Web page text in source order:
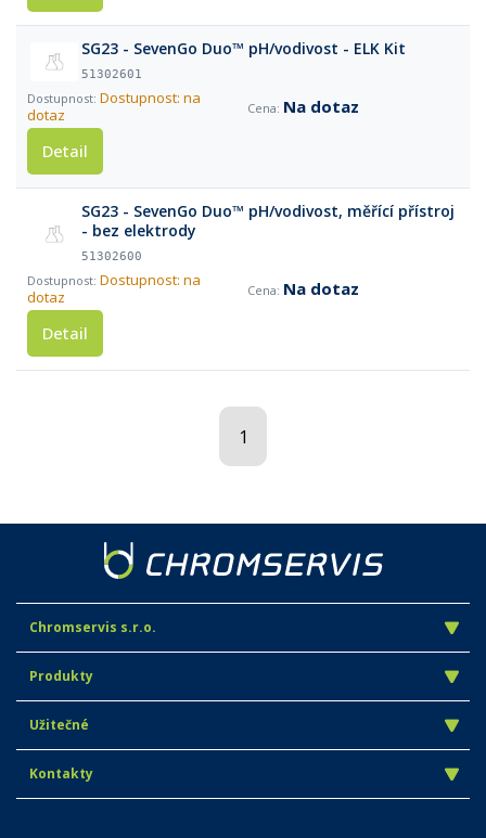
SG23 - SevenGo Duo™ pH/vodivost - ELK Kit
51302601
Dostupnost: na
dotaz
Na dotaz
Detail
SG23 - SevenGo Duo™ pH/vodivost, měřící přístroj
- bez elektrody
51302600
Dostupnost: na
dotaz
Na dotaz
Detail
1
Chromservis s.r.o.
Produkty
Užitečné
Kontakty